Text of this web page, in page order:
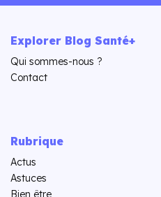
Explorer Blog Santé+
Qui sommes-nous ?
Contact
Rubrique
Actus
Astuces
Bien être